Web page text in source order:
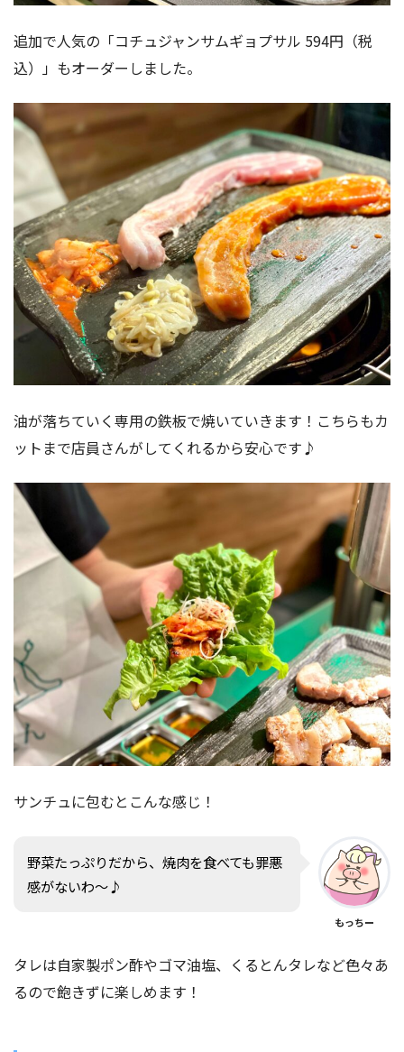
追加で人気の「コチュジャンサムギョプサル 594円（税
込）」もオーダーしました。
油が落ちていく専用の鉄板で焼いていきます！こちらもカ
ットまで店員さんがしてくれるから安心です♪
サンチュに包むとこんな感じ！
野菜たっぷりだから、焼肉を食べても罪悪
感がないわ〜♪
もっちー
タレは自家製ポン酢やゴマ油塩、くるとんタレなど色々あ
るので飽きずに楽しめます！